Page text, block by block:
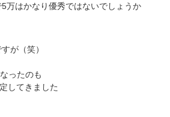
万はかなり優秀ではないでしょうか
が（笑）
ったのも
してきました